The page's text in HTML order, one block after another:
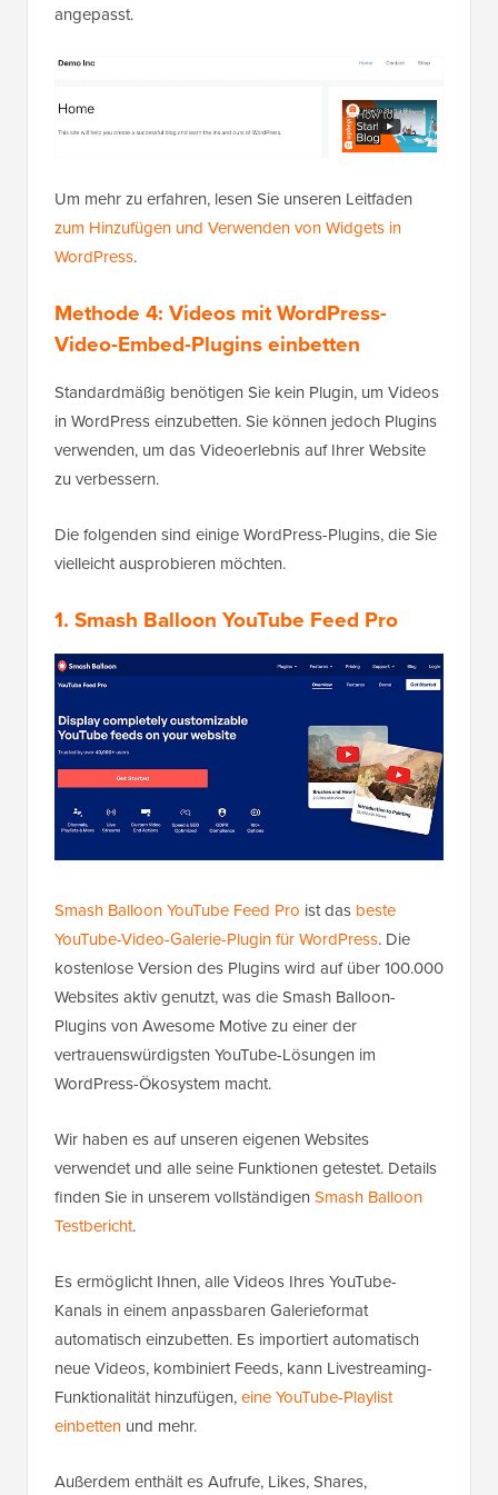
angepasst.
Um mehr zu erfahren, lesen Sie unseren Leitfaden
zum Hinzufügen und Verwenden von Widgets in
WordPress.
Methode 4: Videos mit WordPress-
Video-Embed-Plugins einbetten
Standardmäßig benötigen Sie kein Plugin, um Videos
in WordPress einzubetten. Sie können jedoch Plugins
verwenden, um das Videoerlebnis auf Ihrer Website
zu verbessern.
Die folgenden sind einige WordPress-Plugins, die Sie
vielleicht ausprobieren möchten.
1. Smash Balloon YouTube Feed Pro
Smash Balloon YouTube Feed Pro ist das beste
YouTube-Video-Galerie-Plugin für WordPress. Die
kostenlose Version des Plugins wird auf über 100.000
Websites aktiv genutzt, was die Smash Balloon-
Plugins von Awesome Motive zu einer der
vertrauenswürdigsten YouTube-Lösungen im
WordPress-Ökosystem macht.
Wir haben es auf unseren eigenen Websites
verwendet und alle seine Funktionen getestet. Details
finden Sie in unserem vollständigen Smash Balloon
Testbericht.
Es ermöglicht Ihnen, alle Videos Ihres YouTube-
Kanals in einem anpassbaren Galerieformat
automatisch einzubetten. Es importiert automatisch
neue Videos, kombiniert Feeds, kann Livestreaming-
Funktionalität hinzufügen,eine YouTube-Playlist
einbetten und mehr.
Außerdem enthält es Aufrufe, Likes, Shares,